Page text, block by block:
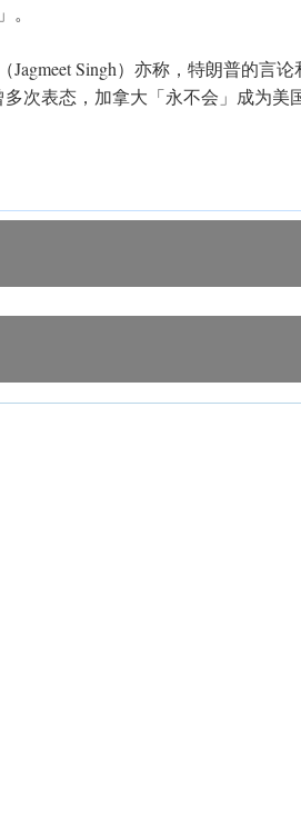
Jagmeet Singh）亦称，特朗普的言
次表态，加拿大「永不会」成为美